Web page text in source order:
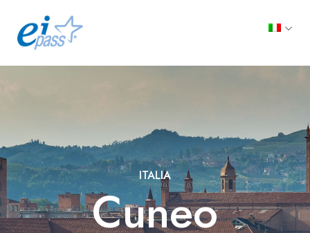
ITALIA
Cuneo